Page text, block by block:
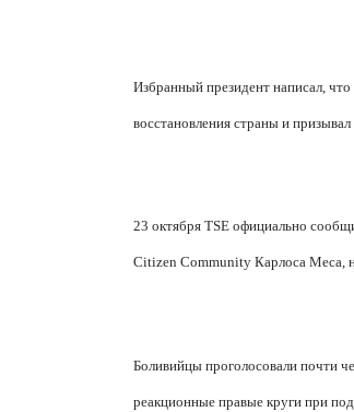
Избранный президент написал,
восстановления страны и призывал
23 октября TSE официально
Citizen Community Карлоса Меса,
Боливийцы проголосовали почти
реакционные правые круги при